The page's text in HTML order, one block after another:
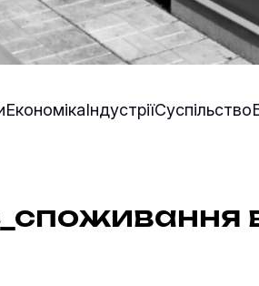
ЕкономікаІндустріїСуспільство